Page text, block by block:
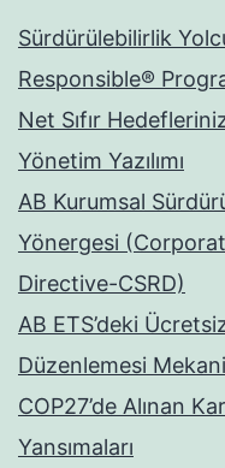
Sürdürülebilirlik
Responsible®
Net Sıfır
Yönetim Yazılımı
AB Kurumsal
Yönergesi
Directive-CSRD)
AB ETS’deki
Düzenlemesi
COP27’de Alınan
Yansımaları